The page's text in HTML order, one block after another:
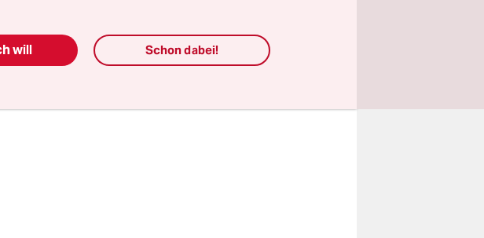
und der Hochschule
mietfrei eine
will Schon dabei!